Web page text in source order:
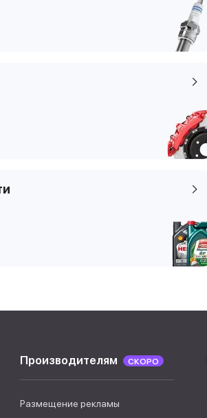
Производителям СКОРО
Размещение рекламы